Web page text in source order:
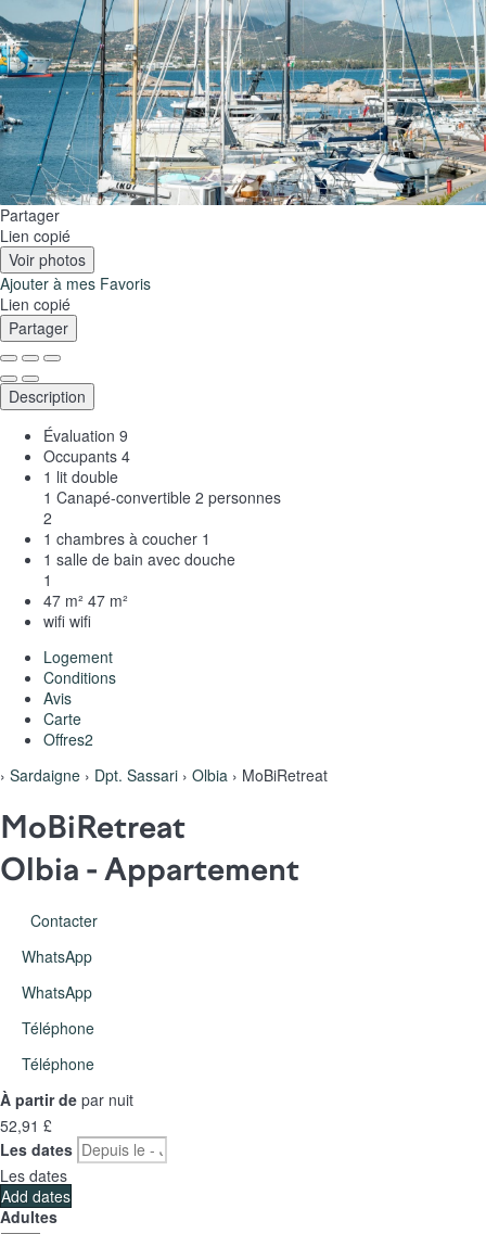
Partager
Lien copié
Voir photos
Ajouter à mes Favoris
Lien copié
Partager
Description
Évaluation 9
Occupants 4
1 lit double
1 Canapé-convertible 2 personnes
2
1 chambres à coucher 1
1 salle de bain avec douche
1
47 m² 47 m²
wifi wifi
Logement
Conditions
Avis
Carte
Offres2
› Sardaigne › Dpt. Sassari › Olbia › MoBiRetreat
MoBiRetreat
Olbia - Appartement
Contacter
WhatsApp
WhatsApp
Téléphone
Téléphone
À partir de par nuit
52,91 £
Les dates
Les dates
Add dates
Adultes